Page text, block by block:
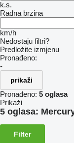
k.s.
Radna brzina
km/h
Nedostaju filtri?
Predložite izmjenu
Pronađeno:
-
prikaži
Pronađeno: 5 oglasa
Prikaži
5 oglasa:
Filter